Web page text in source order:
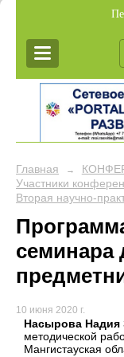
Главная →
Участники
Вторая научно-
семинара
10 июня 2020 г.
Насырова Надия
методической
Мангистауская